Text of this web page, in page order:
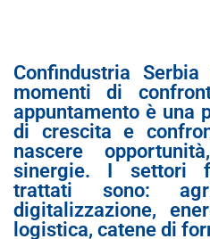
Confindustria
momenti di
appuntamento è una
di crescita e
nascere
sinergie. I settori
trattati sono:
digitalizzazione,
logistica, catene di